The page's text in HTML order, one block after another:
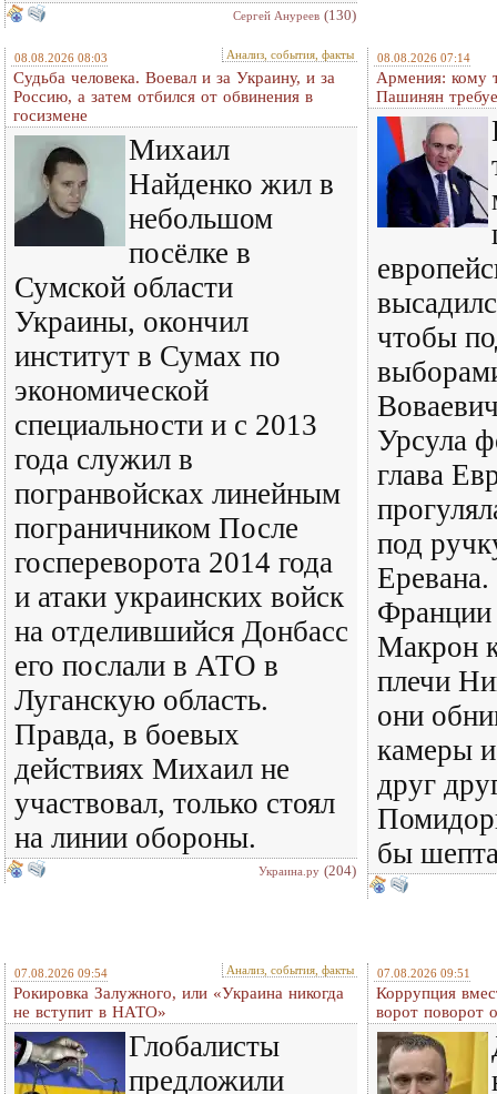
Сергей Ануреев (130)
08.08.2026 08:03 Анализ, события, факты
Судьба человека. Воевал и за Украину, и за
Россию, а затем отбился от обвинения в
госизмене
Михаил
Найденко жил в
небольшом
посёлке в
Сумской области
Украины, окончил
институт в Сумах по
экономической
специальности и с 2013
года служил в
погранвойсках линейным
пограничником После
госпереворота 2014 года
и атаки украинских войск
на отделившийся Донбасс
его послали в АТО в
Луганскую область.
Правда, в боевых
действиях Михаил не
участвовал, только стоял
на линии обороны.
Украина.ру (204)
08.08.2026 07:14
Армения: кому
Пашинян
чтобы
Урсула
глава
под
Макрон
плечи
они
камеры
друг
бы
07.08.2026 09:54 Анализ, события, факты
Рокировка Залужного, или «Украина никогда
не вступит в НАТО»
Глобалисты
предложили
07.08.2026 09:51
Коррупция
ворот поворот